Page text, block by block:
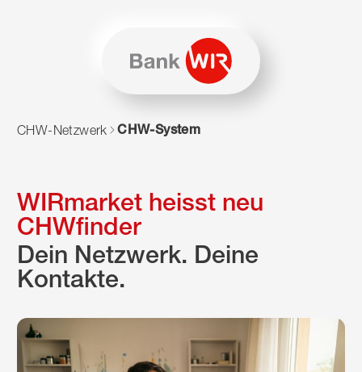
Zum Navigieren dieser Seite wird JavaScript benötigt.
CHW-Netzwerk CHW-System
WIRmarket heisst neu
CHWfinder
Dein Netzwerk. Deine
Kontakte.